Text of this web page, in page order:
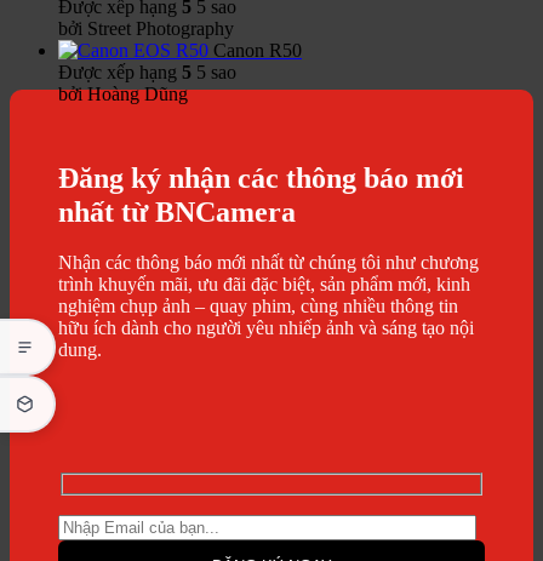
Được xếp hạng 5 5 sao
bởi Street Photography
Canon R50
Được xếp hạng 5 5 sao
bởi Hoàng Dũng
Đăng ký nhận các thông báo mới
nhất từ BNCamera
Nhận các thông báo mới nhất từ chúng tôi như chương
trình khuyến mãi, ưu đãi đặc biệt, sản phẩm mới, kinh
nghiệm chụp ảnh – quay phim, cùng nhiều thông tin
hữu ích dành cho người yêu nhiếp ảnh và sáng tạo nội
dung.